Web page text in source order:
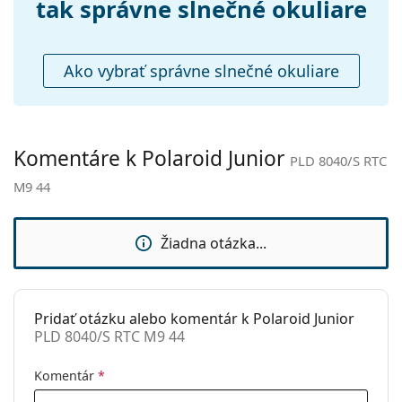
handrička:
Ostatné
Typ:
Detské
Značka:
Polaroid
PLD 8040/S RTC M9 44
tak správne slnečné okuliare
Ako vybrať správne slnečné okuliare
Komentáre k Polaroid Junior PLD 8040/S RTC
M9 44
Žiadna otázka...
Pridať otázku alebo komentár k Polaroid Junior
PLD 8040/S RTC M9 44
Komentár *